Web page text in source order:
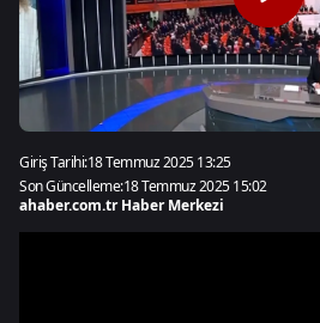
Giriş Tarihi:18 Temmuz 2025 13:25
Son Güncelleme:18 Temmuz 2025 15:02
ahaber.com.tr Haber Merkezi